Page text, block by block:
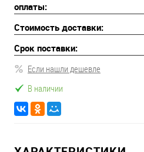
оплаты:
Стоимость доставки:
Срок поставки:
Если нашли дешевле
В наличии